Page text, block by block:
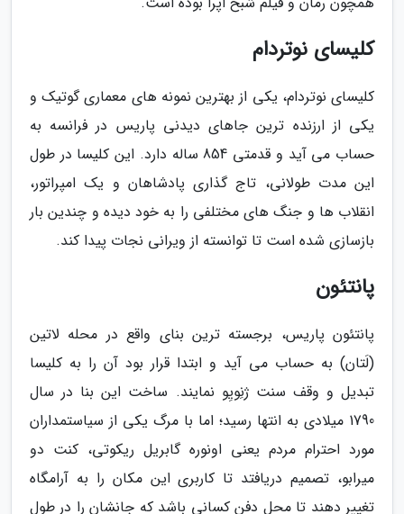
کلیسای نوتردام
کلیسای نوتردام، یکی از بهترین نمونه های معماری گوتیک و
یکی از ارزنده ترین جاهای دیدنی پاریس در فرانسه به
حساب می آید و قدمتی 854 ساله دارد. این کلیسا در طول
این مدت طولانی، تاج گذاری پادشاهان و یک امپراتور،
انقلاب ها و جنگ های مختلفی را به خود دیده و چندین بار
بازسازی شده است تا توانسته از ویرانی نجات پیدا کند.
پانتئون
پانتئون پاریس، برجسته ترین بنای واقع در محله لاتین
(لَتان) به حساب می آید و ابتدا قرار بود آن را به کلیسا
تبدیل و وقف سنت ژنِویِو نمایند. ساخت این بنا در سال
1790 میلادی به انتها رسید؛ اما با مرگ یکی از سیاستمداران
مورد احترام مردم یعنی اونوره گابریل ریکوتی، کنت دو
میرابو، تصمیم دریافتد تا کاربری این مکان را به آرامگاه
تغییر دهند تا محل دفن کسانی باشد که جانشان را در طول